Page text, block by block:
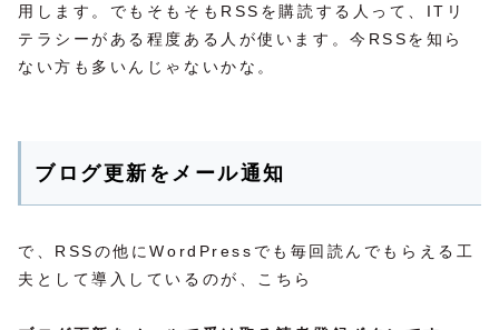
用します。でもそもそもRSSを購読する人って、ITリ
テラシーがある程度ある人が使います。今RSSを知ら
ない方も多いんじゃないかな。
ブログ更新をメール通知
で、RSSの他にWordPressでも毎回読んでもらえる工
夫として導入しているのが、こちら